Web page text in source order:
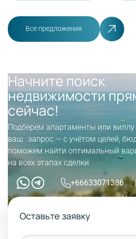
Все предложения
Начните поиск
недвижимости
сейчас!
Подберем апартаменты или виллу
ваш запрос — с учётом целей,
поможем найти оптимальный
на всех этапах сделки
+66633071386
Оставьте заявку